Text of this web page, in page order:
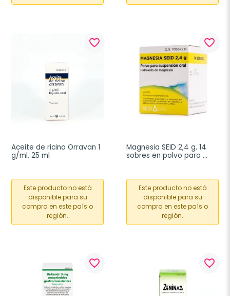
favorite_border
Aceite de ricino Orravan 1
g/ml, 25 ml
Este producto no está
disponible para su
compra en este país o
región.
favorite_border
Magnesia SEID 2,4 g, 14
sobres en polvo para
Este producto no está
disponible para su
compra en este país o
región.
favorite_border favorite_border